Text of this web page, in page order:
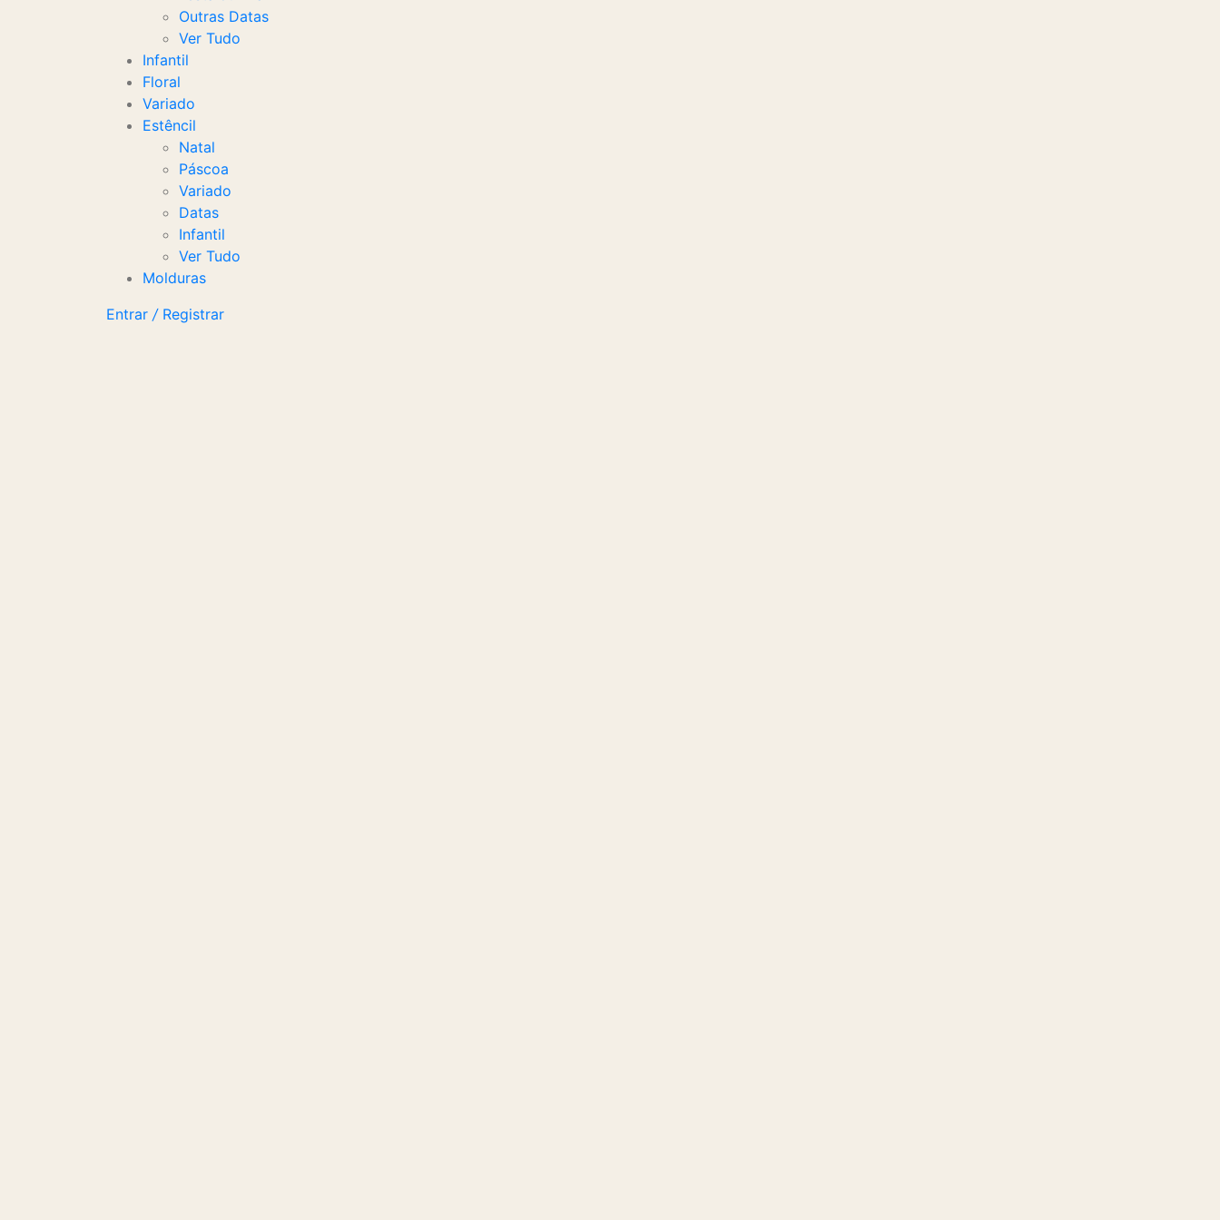
Outras Datas
Ver Tudo
Infantil
Floral
Variado
Estêncil
Natal
Páscoa
Variado
Datas
Infantil
Ver Tudo
Molduras
Entrar /Registrar